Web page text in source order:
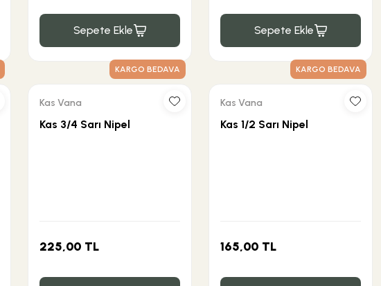
Sepete Ekle Sepete Ekle
KARGO BEDAVA
Kas Vana
Kas 3/4 Sarı Nipel
225,00 TL
KARGO BEDAVA
Kas Vana
Kas 1/2 Sarı Nipel
165,00 TL